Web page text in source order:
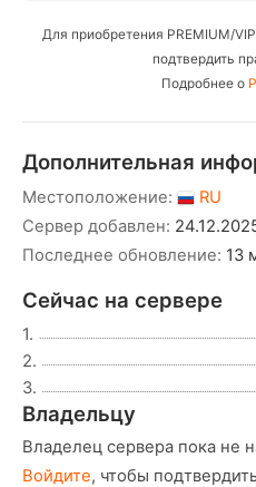
Для приобретения PREMIUM/
подтвердить
Подробнее о
Дополнительная
Местоположение:
RU
Сервер добавлен:
Последнее обновление: 13
Сейчас на сервере
1.
2.
3.
Владельцу
Владелец сервера пока не
Войдите, чтобы